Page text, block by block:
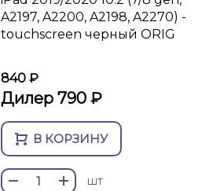
A2197, A2200, A2198, A2270) -
touchscreen черный ORIG
840 ₽
Дилер 790 ₽
В КОРЗИНУ
шт